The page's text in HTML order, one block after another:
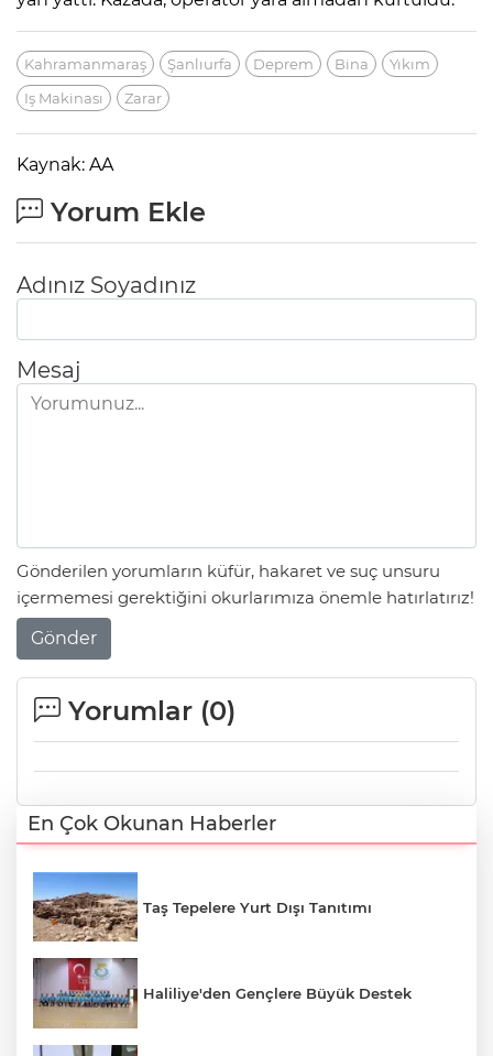
Kahramanmaraş Şanlıurfa Deprem Bina
Yıkım
Iş Makinası
Zarar
Kaynak: AA
Yorum Ekle
Adınız Soyadınız
Mesaj
Gönderilen yorumların küfür, hakaret ve suç unsuru
içermemesi gerektiğini okurlarımıza önemle hatırlatırız!
Gönder
Yorumlar (0)
En Çok Okunan Haberler
Taş Tepelere Yurt Dışı Tanıtımı
Haliliye'den Gençlere Büyük Destek